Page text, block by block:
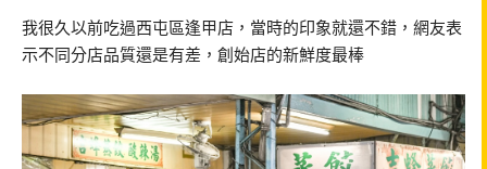
我很久以前吃過西屯區逢甲店，當時的印象就還不錯，網友表
示不同分店品質還是有差，創始店的新鮮度最棒